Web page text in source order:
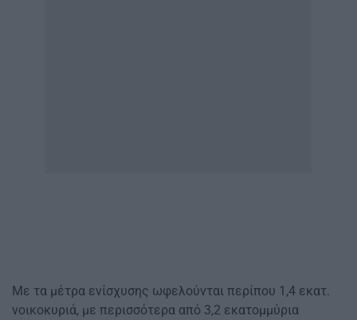
Με τα μέτρα ενίσχυσης ωφελούνται περίπου 1,4 εκατ.
νοικοκυριά, με περισσότερα από 3,2 εκατομμύρια